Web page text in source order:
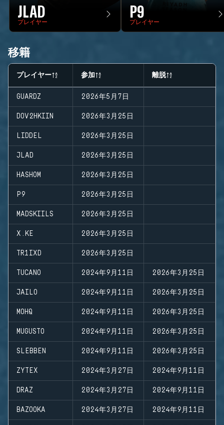
JLAD
プレイヤー
P9
プレイヤー
移籍
プレイヤー 参加 離脱
GUARDZ 2026年5月7日
DOV2HKIIN 2026年3月25日
LIDDEL 2026年3月25日
JLAD 2026年3月25日
HASHOM 2026年3月25日
P9 2026年3月25日
MADSKIILS 2026年3月25日
X.KE 2026年3月25日
TR1IXD 2026年3月25日
TUCANO 2024年9月11日 2026年3月25日
JAILO 2024年9月11日 2026年3月25日
MOHQ 2024年9月11日 2026年3月25日
MUGUSTO 2024年9月11日 2026年3月25日
SLEBBEN 2024年9月11日 2026年3月25日
ZYTEX 2024年3月27日 2024年9月11日
DRAZ 2024年3月27日 2024年9月11日
BAZOOKA 2024年3月27日 2024年9月11日